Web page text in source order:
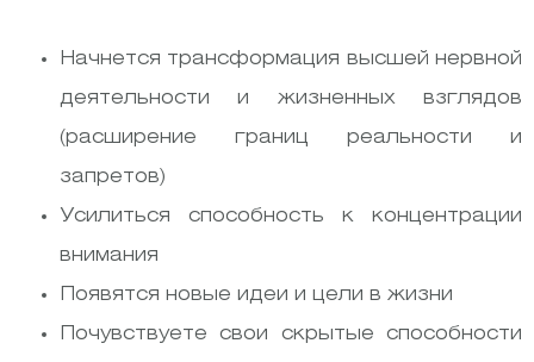
Начнется трансформация высшей нервной
деятельности и жизненных взглядов
(расширение границ реальности и
запретов)
Усилиться способность к концентрации
внимания
Появятся новые идеи и цели в жизни
Почувствуете свои скрытые способности